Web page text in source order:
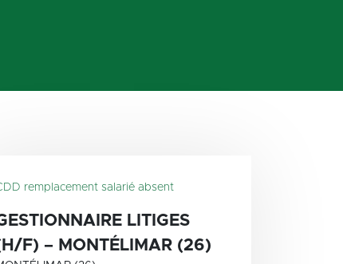
remplacement salarié absent
LITIGES
F) – MONTÉLIMAR (26)